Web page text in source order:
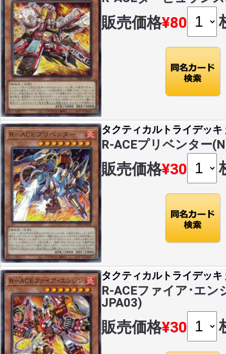
販売価格¥80
タクティカルトライデッキ
R-ACEプリベンター
販売価格¥30
タクティカルトライデッキ
R-ACEファイア･エ
JPA03)
販売価格¥30